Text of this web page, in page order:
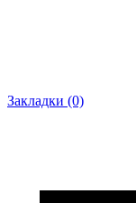
Закладки (0)